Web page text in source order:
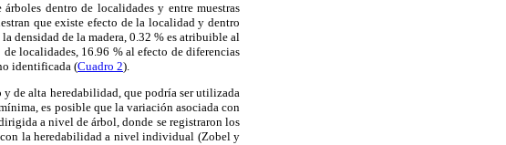
dentro de localidades y entre muestras
que existe efecto de la localidad y dentro
densidad de la madera, 0.32 % es atribuible al
localidades, 16.96 % al efecto de diferencias
identificada (Cuadro 2).
y de alta heredabilidad, que podría ser utilizada
es posible que la variación asociada con
a nivel de árbol, donde se registraron los
con la heredabilidad a nivel individual (Zobel y